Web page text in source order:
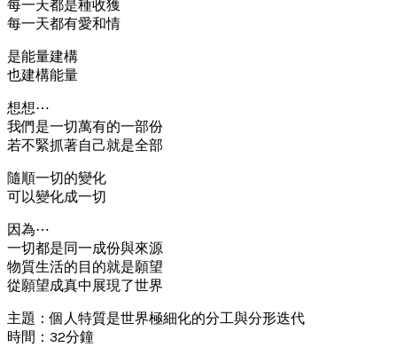
每一天都是種收獲
每一天都有愛和情
是能量建構
也建構能量
想想⋯
我們是一切萬有的一部份
若不緊抓著自己就是全部
隨順一切的變化
可以變化成一切
因為⋯
一切都是同一成份與來源
物質生活的目的就是願望
從願望成真中展現了世界
主題：個人特質是世界極細化的分工與分形迭代
時間：32分鐘